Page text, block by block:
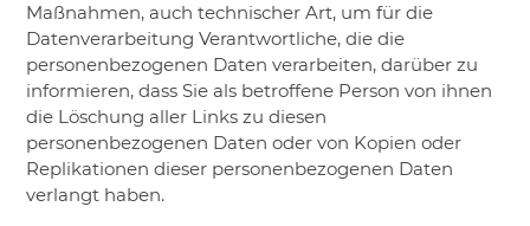
Maßnahmen, auch technischer Art, um für die
Datenverarbeitung Verantwortliche, die die
personenbezogenen Daten verarbeiten, darüber zu
informieren, dass Sie als betroffene Person von ihnen
die Löschung aller Links zu diesen
personenbezogenen Daten oder von Kopien oder
Replikationen dieser personenbezogenen Daten
verlangt haben.